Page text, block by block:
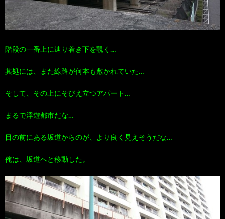
階段の一番上に辿り着き下を覗く…
其処には、また線路が何本も敷かれていた…
そして、その上にそびえ立つアパート…
まるで浮遊都市だな…
目の前にある坂道からのが、より良く見えそうだな…
俺は、坂道へと移動した。